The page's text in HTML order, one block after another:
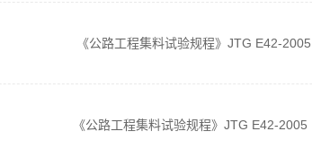
《公路工程集料试验规程》JTG E42-2005
《公路工程集料试验规程》JTG E42-2005